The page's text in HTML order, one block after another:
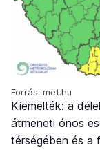
Forrás: met.hu
Kiemelték: a
átmeneti ónos
térségében és a